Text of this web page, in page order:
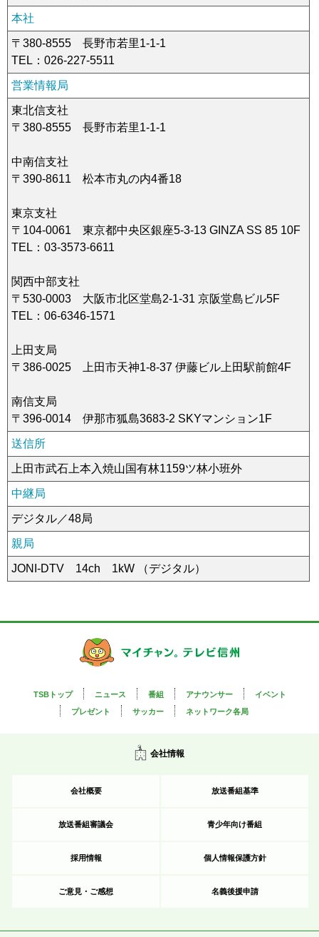
子育て応援の取り組み
一般事業主行動計画
国民保護業務計画
決算公告
ご意見・ご感想
名義後援の申請について
本社
〒380-8555 長野市若里1-1-1
TEL：026-227-5511
営業情報局
東北信支社
〒380-8555 長野市若里1-1-1
中南信支社
〒390-8611 松本市丸の内4番18
東京支社
〒104-0061 東京都中央区銀座5-3-13 GINZA SS 85 10F
TEL：03-3573-6611
関西中部支社
〒530-0003 大阪市北区堂島2-1-31 京阪堂島ビル5F
TEL：06-6346-1571
上田支局
〒386-0025 上田市天神1-8-37 伊藤ビル上田駅前館4F
南信支局
〒396-0014 伊那市狐島3683-2 SKYマンション1F
送信所
上田市武石上本入焼山国有林1159ツ林小班外
中継局
デジタル／48局
親局
JONI-DTV 14ch 1kW （デジタル）
TSBトップ ニュース 番組 アナウンサー
イベント
プレゼント
サッカー ネットワーク各局
会社情報
会社概要 放送番組基準
放送番組審議会 青少年向け番組
採用情報 個人情報保護方針
ご意見・ご感想 名義後援申請